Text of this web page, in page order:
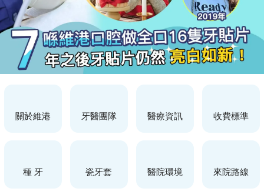
關於維港 牙醫團隊 醫療資訊 收費標準
種 牙 瓷牙套 醫院環境 來院路線